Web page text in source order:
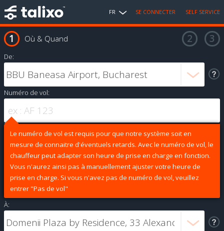
FR SE CONNECTER SELF SERVICE
Où & Quand
De:
Numéro de vol:
Le numéro de vol est requis pour que notre système soit en
mesure de connaitre d'éventuels retards. Avec le numéro de vol, le
chauffeur peut adapter son heure de prise en charge en fonction.
Vous n'aurez ainsi pas à manuellement ajuster votre heure de
prise en charge. Si vous n'avez pas de numéro de vol, veuillez
entrer "Pas de vol"
À: